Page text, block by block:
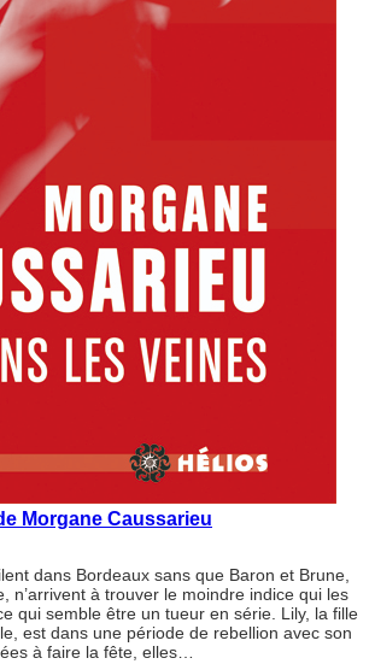
Morgane Caussarieu
dans Bordeaux sans que Baron et Brune,
n’arrivent à trouver le moindre indice qui les
qui semble être un tueur en série. Lily, la fille
est dans une période de rebellion avec son
à faire la fête, elles…